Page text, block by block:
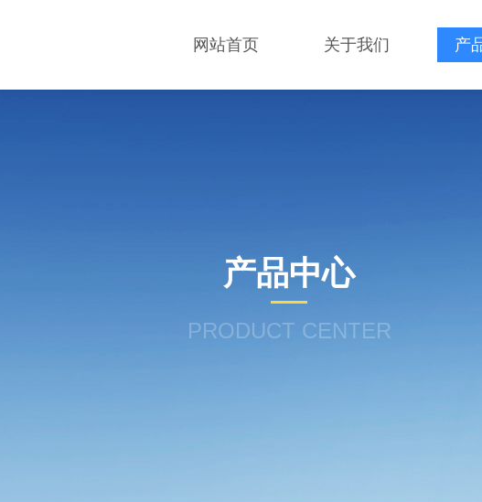
网站首页 关于我们 产
产品中心
PRODUCT CENTER